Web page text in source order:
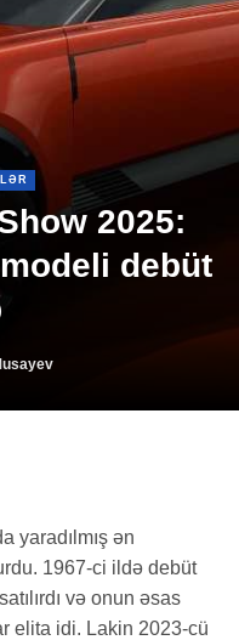
2025:
debüt
yaradılmış ən
1967-ci ildə debüt
və onun əsas
elita idi. Lakin 2023-cü